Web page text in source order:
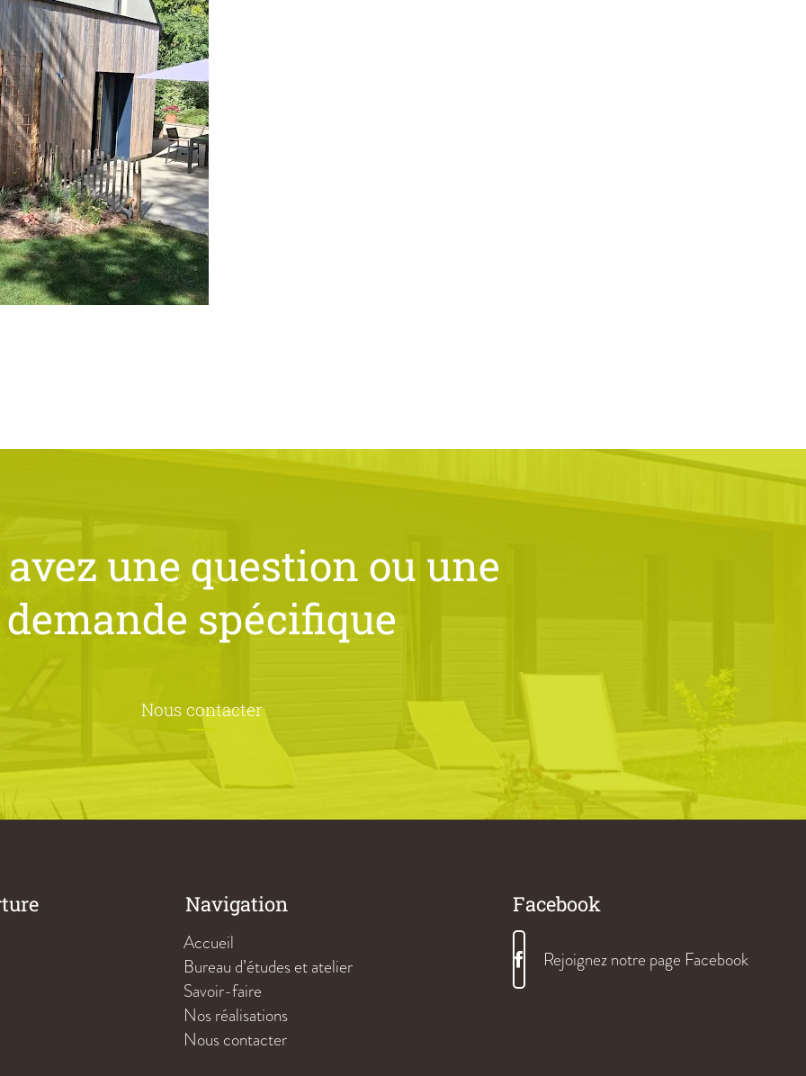
une question ou une
demande spécifique
Nous contacter
Navigation
Accueil
Bureau d’études et atelier
Savoir-faire
Nos réalisations
Nous contacter
Facebook
Rejoignez notre page Facebook